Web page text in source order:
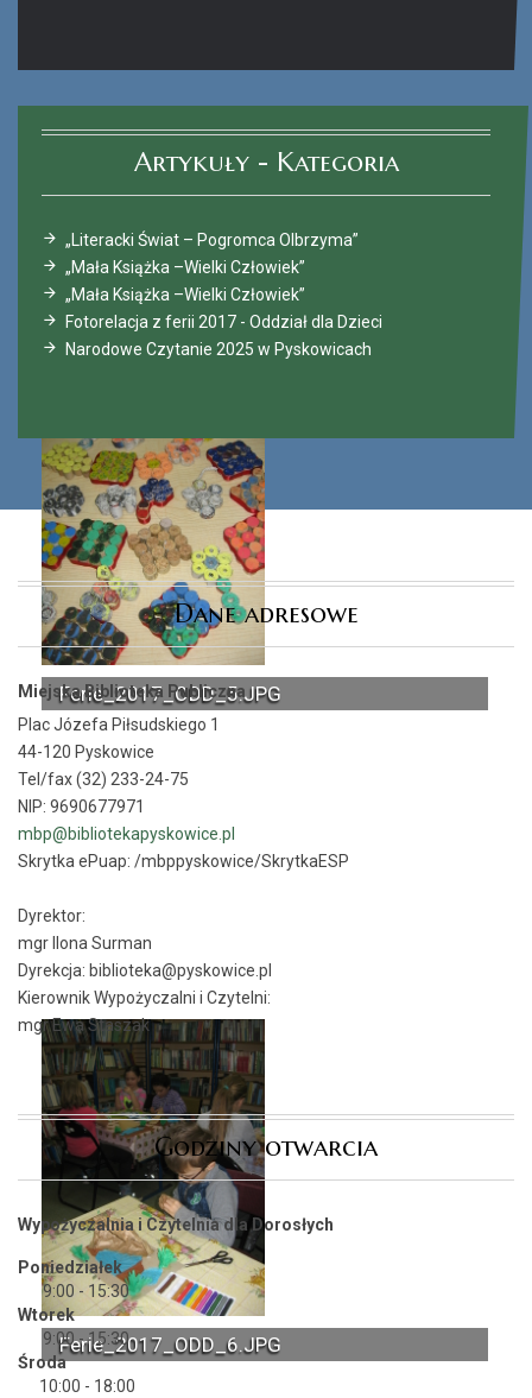
Ferie_2017_ODD_5.JPG
Ferie_2017_ODD_6.JPG
Artykuły - Kategoria
„Literacki Świat – Pogromca Olbrzyma”
„Mała Książka –Wielki Człowiek”
„Mała Książka –Wielki Człowiek”
Fotorelacja z ferii 2017 - Oddział dla Dzieci
Narodowe Czytanie 2025 w Pyskowicach
Dane adresowe
Miejska Biblioteka Publiczna
Plac Józefa Piłsudskiego 1
44-120 Pyskowice
Tel/fax (32) 233-24-75
NIP: 9690677971
mbp@bibliotekapyskowice.pl
Skrytka ePuap: /mbppyskowice/SkrytkaESP
Dyrektor:
mgr Ilona Surman
Dyrekcja: biblioteka@pyskowice.pl
Kierownik Wypożyczalni i Czytelni:
mgr Ewa Staszak
Godziny otwarcia
Wypożyczalnia i Czytelnia dla Dorosłych
Poniedziałek
9:00 - 15:30
Wtorek
9:00 - 15:30
Środa
10:00 - 18:00